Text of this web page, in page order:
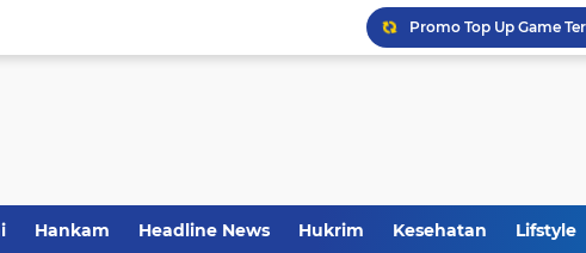
Promo Top Up Game
Pekerja BRI Region 6
KAI Logistik Hadirkan
Hankam Headline News Hukrim Kesehatan Lifstyle